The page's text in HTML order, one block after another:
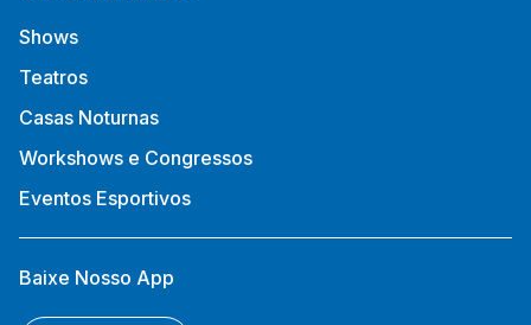
Shows
Teatros
Casas Noturnas
Workshows e Congressos
Eventos Esportivos
Baixe Nosso App